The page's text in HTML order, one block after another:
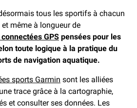
tous les sportifs à chacun
même à longueur de
GPS pensées pour les
toute logique à la pratique du
de navigation aquatique.
sports Garmin sont les alliées
trace grâce à la cartographie,
et consulter ses données. Les